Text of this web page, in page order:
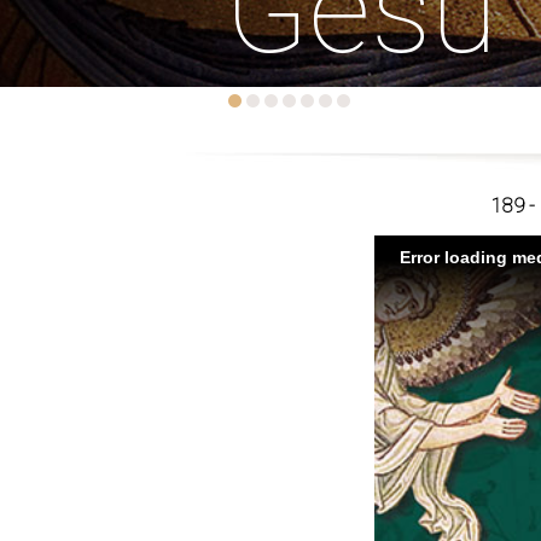
189 -
Error loading